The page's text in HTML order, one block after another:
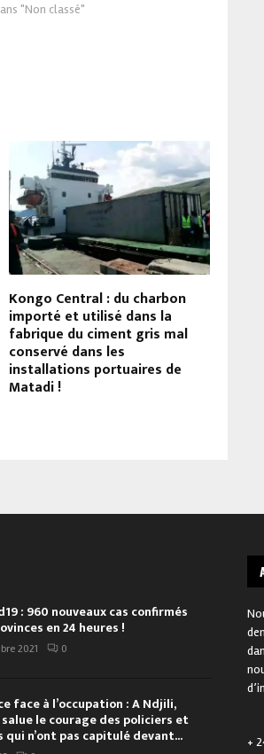
"Non classé"
Kongo Central : du charbon
importé et utilisé dans la
fabrique du ciment gris mal
conservé dans les
installations portuaires de
Matadi !
: 960 nouveaux cas confirmés
en 24 heures !
2021 0
face à l’occupation : A Ndjili,
le courage des policiers et
n’ont pas capitulé devant...
+